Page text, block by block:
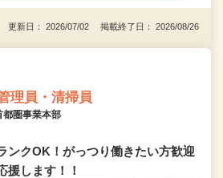
更新日： 2026/07/02 掲載終了日： 2026/08/26
理員・清掃員
圏事業本部
ンクOK！がっつり働きたい方歓迎
します！！